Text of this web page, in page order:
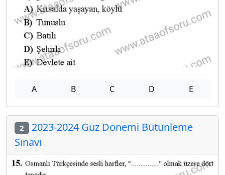
A B C D E
2 2023-2024 Güz Dönemi Bütünleme
Sınavı